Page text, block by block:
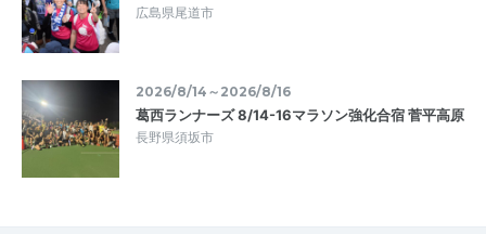
広島県尾道市
2026/8/14～2026/8/16
葛西ランナーズ 8/14-16マラソン強化合宿 菅平高原
長野県須坂市